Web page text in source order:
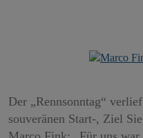
Der „Rennsonntag“
souveränen Start-, Ziel